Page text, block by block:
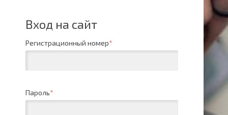
Вход на сайт
Регистрационный номер*
Пароль*